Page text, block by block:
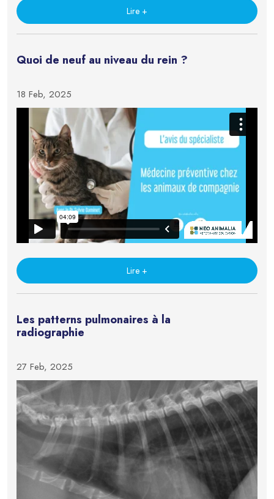
Lire +
Quoi de neuf au niveau du rein ?
18 Feb, 2025
Lire +
Les patterns pulmonaires à la
radiographie
27 Feb, 2025